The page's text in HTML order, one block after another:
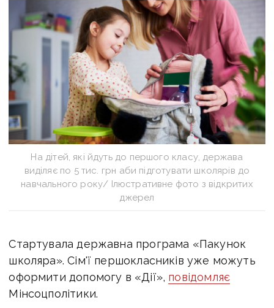
На дітей, які йдуть до першого класу, держава
виділяє по 5 тис. грн аби підготувати школярів до
навчального року/ Ілюстративне фото з відкритих
джерел
Стартувала державна програма «Пакунок
школяра». Сім'ї першокласників уже можуть
оформити допомогу в «Дії», повідомляє
Мінсоцполітики.